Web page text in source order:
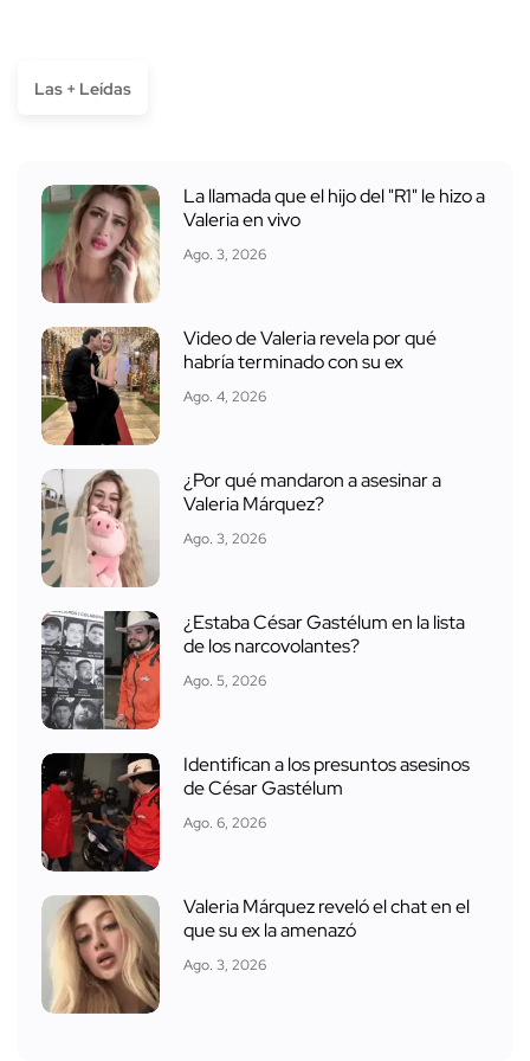
Las + Leídas
La llamada que el hijo del "R1" le hizo a
Valeria en vivo
Ago. 3, 2026
Video de Valeria revela por qué
habría terminado con su ex
Ago. 4, 2026
¿Por qué mandaron a asesinar a
Valeria Márquez?
Ago. 3, 2026
¿Estaba César Gastélum en la lista
de los narcovolantes?
Ago. 5, 2026
Identifican a los presuntos asesinos
de César Gastélum
Ago. 6, 2026
Valeria Márquez reveló el chat en el
que su ex la amenazó
Ago. 3, 2026